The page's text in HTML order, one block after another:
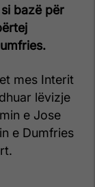
bazë për
mes Interit
lëvizje
e Jose
e Dumfries